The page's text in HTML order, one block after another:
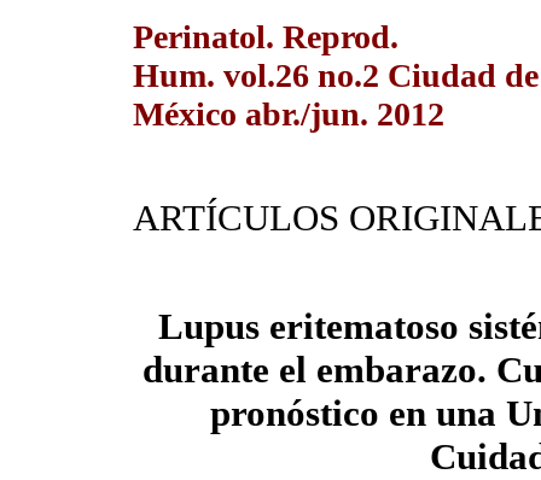
Perinatol. Reprod.
Hum. vol.26 no.2 Ciudad de
México abr./jun. 2012
ARTÍCULOS
Lupus eritematoso
durante el embarazo.
pronóstico en una